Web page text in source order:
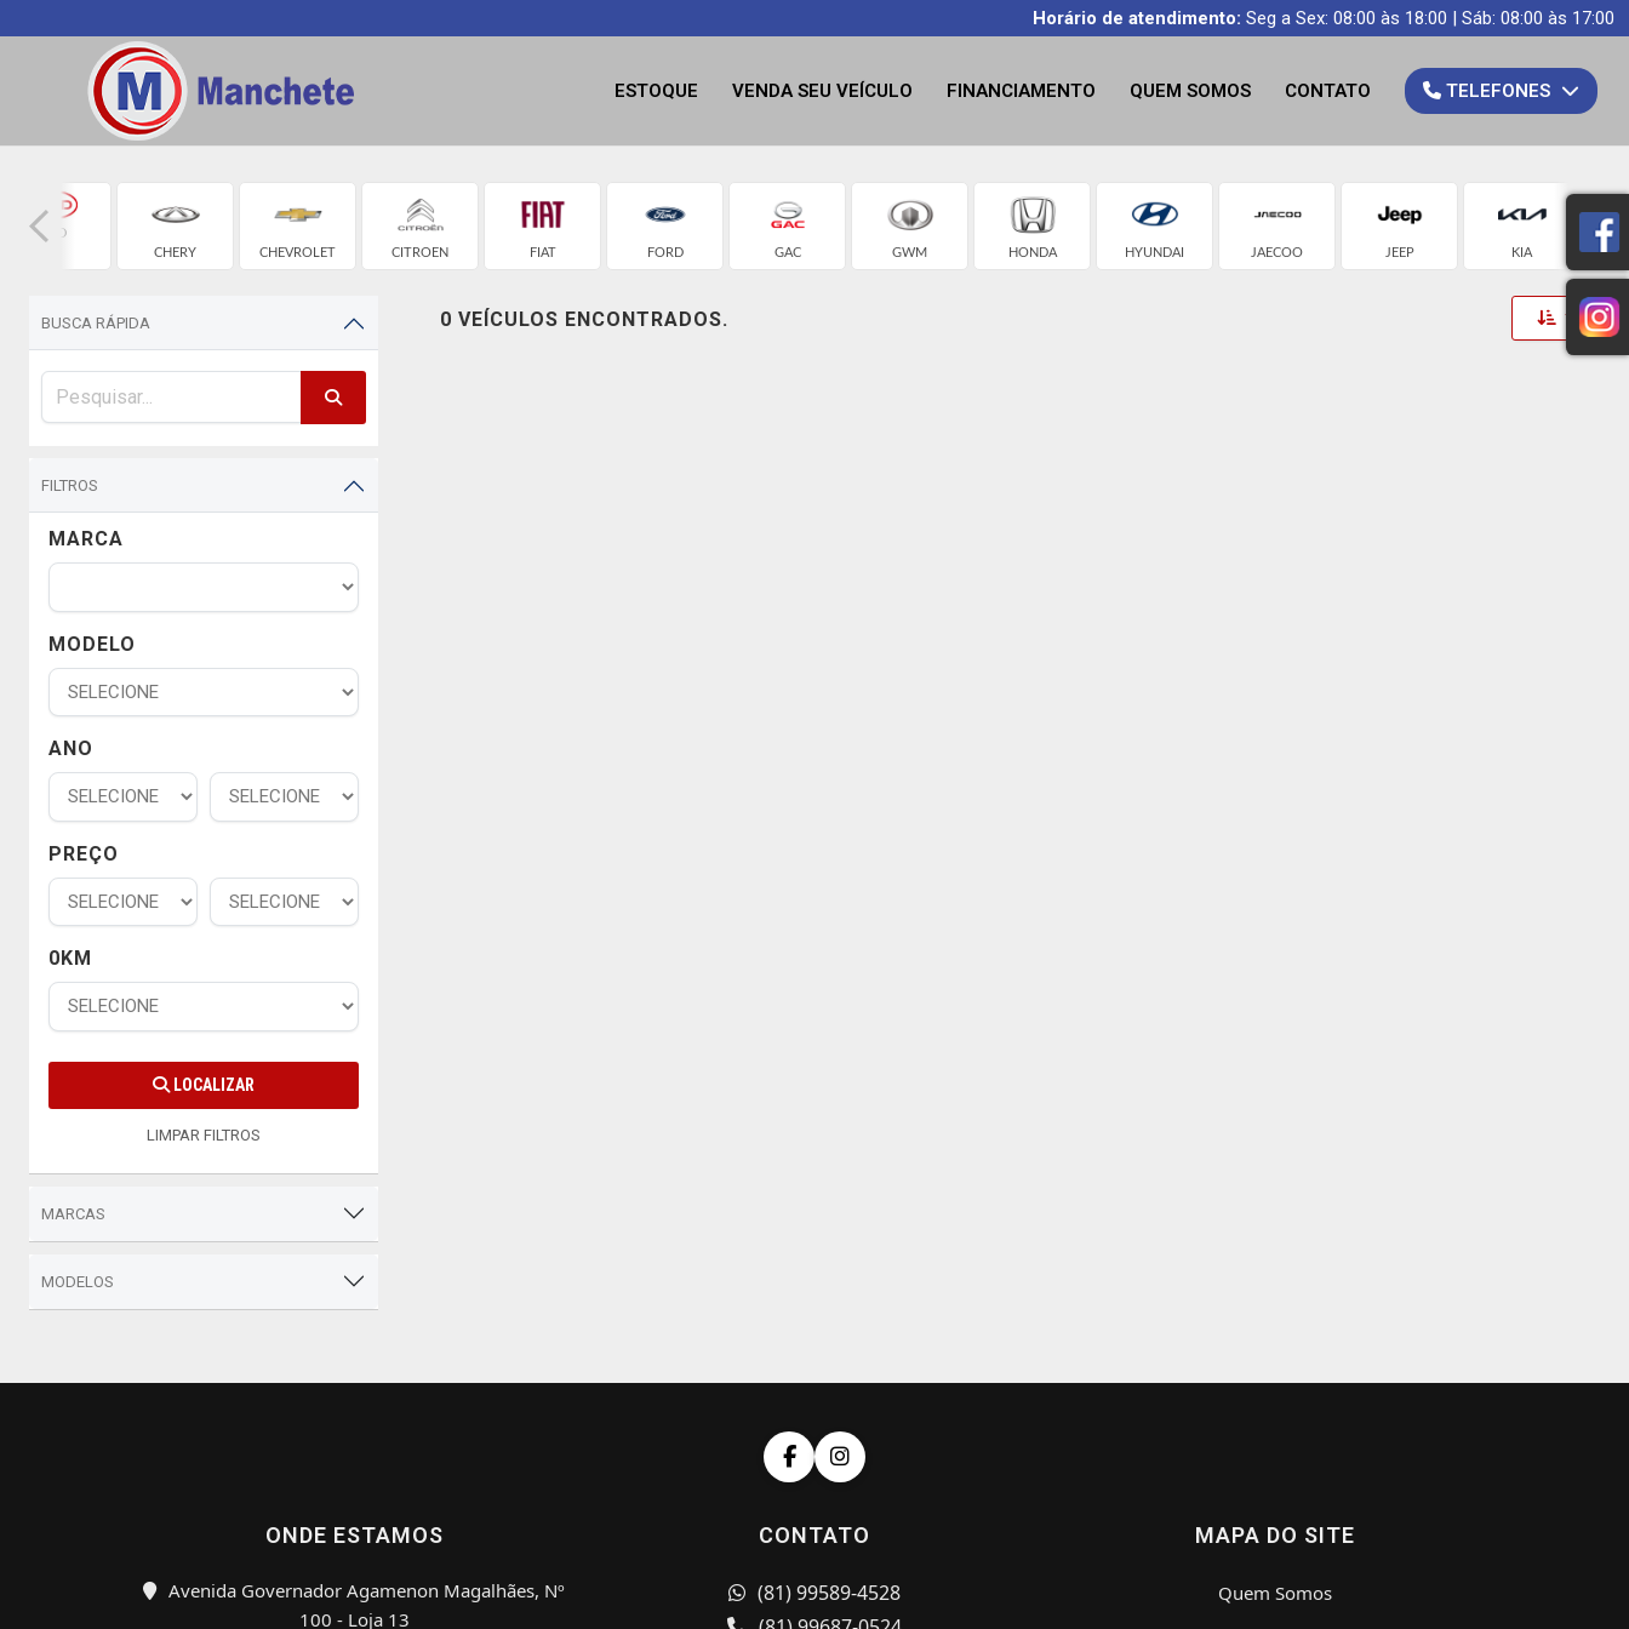
Horário de atendimento: Seg a Sex: 08:00 às 18:00 | Sáb: 08:00 às 17:00
ESTOQUE VENDA SEU VEÍCULO FINANCIAMENTO QUEM SOMOS CONTATO TELEFONES
BYD
CHERY
CHEVROLET CITROEN FIAT FORD GAC GWM HONDA HYUNDAI JAECOO JEEP KIA
BUSCA RÁPIDA
FILTROS
MARCA
MODELO
ANO
PREÇO
0KM
LOCALIZAR
LIMPAR FILTROS
MARCAS
MODELOS
0 VEÍCULOS ENCONTRADOS. Toggle
ONDE ESTAMOS
Avenida Governador Agamenon Magalhães, Nº
100 - Loja 13
CONTATO
(81) 99589-4528
MAPA DO SITE
Quem Somos